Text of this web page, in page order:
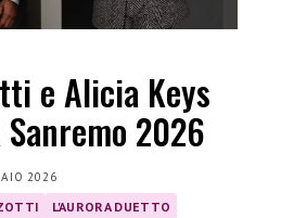
e Alicia Keys
2026
2026
L'AURORA DUETTO